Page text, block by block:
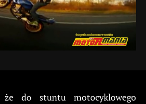
że do stuntu motocyklowego